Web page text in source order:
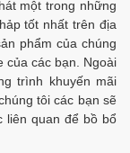
một trong những
tốt nhất trên địa
phẩm của chúng
của các bạn. Ngoài
trình khuyến mãi
tôi các bạn sẽ
liên quan để bồ bổ